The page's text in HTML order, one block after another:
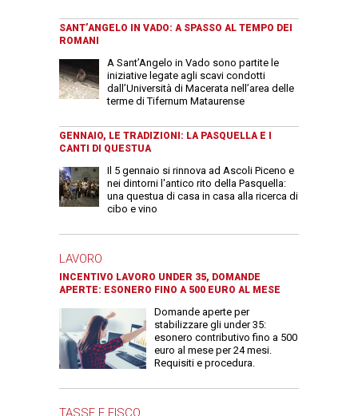
SANT’ANGELO IN VADO: A SPASSO AL TEMPO DEI
ROMANI
A Sant’Angelo in Vado sono partite le
iniziative legate agli scavi condotti
dall’Università di Macerata nell’area delle
terme di Tifernum Mataurense
GENNAIO, LE TRADIZIONI: LA PASQUELLA E I
CANTI DI QUESTUA
Il 5 gennaio si rinnova ad Ascoli Piceno e
nei dintorni l'antico rito della Pasquella:
una questua di casa in casa alla ricerca di
cibo e vino
LAVORO
INCENTIVO LAVORO UNDER 35, DOMANDE
APERTE: ESONERO FINO A 500 EURO AL MESE
Domande aperte per
stabilizzare gli under 35:
esonero contributivo fino a 500
euro al mese per 24 mesi.
Requisiti e procedura.
TASSE E FISCO